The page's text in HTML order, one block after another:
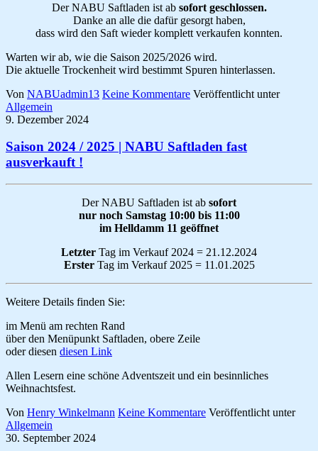
Der NABU Saftladen ist ab sofort geschlossen.
Danke an alle die dafür gesorgt haben,
dass wird den Saft wieder komplett verkaufen konnten.
Warten wir ab, wie die Saison 2025/2026 wird.
Die aktuelle Trockenheit wird bestimmt Spuren hinterlassen.
Von NABUadmin13 Keine Kommentare Veröffentlicht unter
Allgemein
9. Dezember 2024
Saison 2024 / 2025 | NABU Saftladen fast
ausverkauft !
Der NABU Saftladen ist ab sofort
nur noch Samstag 10:00 bis 11:00
im Helldamm 11 geöffnet
Letzter Tag im Verkauf 2024 = 21.12.2024
ErsterTag im Verkauf 2025 = 11.01.2025
Weitere Details finden Sie:
im Menü am rechten Rand
über den Menüpunkt Saftladen, obere Zeile
oder diesen diesen Link
Allen Lesern eine schöne Adventszeit und ein besinnliches
Weihnachtsfest.
Von Henry Winkelmann Keine Kommentare Veröffentlicht unter
Allgemein
30. September 2024